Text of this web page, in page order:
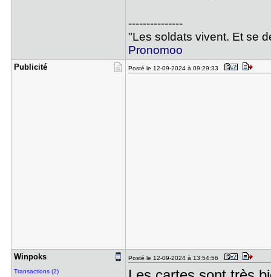
---------------
"Les soldats vivent. Et se
Pronomoo
Publicité Posté le 12-09-2024 à 09:29:33
Winpoks
Transactions (2)
Posté le 12-09-2024 à 13:54:56